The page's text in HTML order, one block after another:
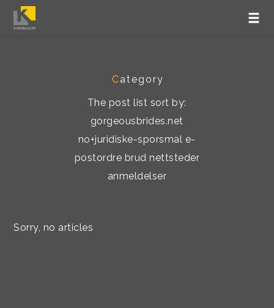
Category
The post list sort by:
gorgeousbrides.net
no+juridiske-sporsmal e-
postordre brud nettsteder
anmeldelser
Sorry, no articles